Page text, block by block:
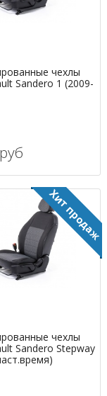
чехлы
Sandero 1 (2009-
руб
чехлы
Sandero Stepway